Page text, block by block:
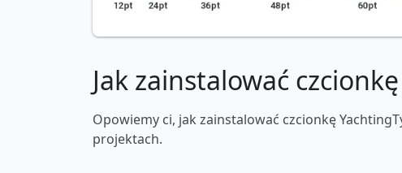
Jak zainstalować czcionkę
Opowiemy ci, jak zainstalować czcionkę
projektach.